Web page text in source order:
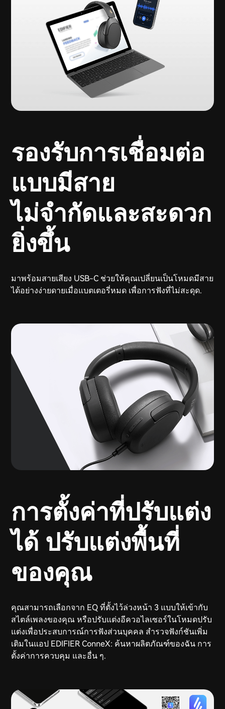
รองรับการเชื่อมต่อ
แบบมีสาย
ไม่จำกัดและสะดวก
ยิ่งขึ้น
มาพร้อมสายเสียง USB-C ช่วยให้คุณเปลี่ยนเป็นโหมดมีสาย
ได้อย่างง่ายดายเมื่อแบตเตอรี่หมด เพื่อการฟังที่ไม่สะดุด.
การตั้งค่าที่ปรับแต่ง
ได้ ปรับแต่งพื้นที่
ของคุณ
คุณสามารถเลือกจาก EQ ที่ตั้งไว้ล่วงหน้า 3 แบบให้เข้ากับ
สไตล์เพลงของคุณ หรือปรับแต่งอีควอไลเซอร์ในโหมดปรับ
แต่งเพื่อประสบการณ์การฟังส่วนบุคคล สำรวจฟังก์ชันเพิ่ม
เติมในแอป EDIFIER ConneX: ค้นหาผลิตภัณฑ์ของฉัน การ
ตั้งค่าการควบคุม และอื่น ๆ.